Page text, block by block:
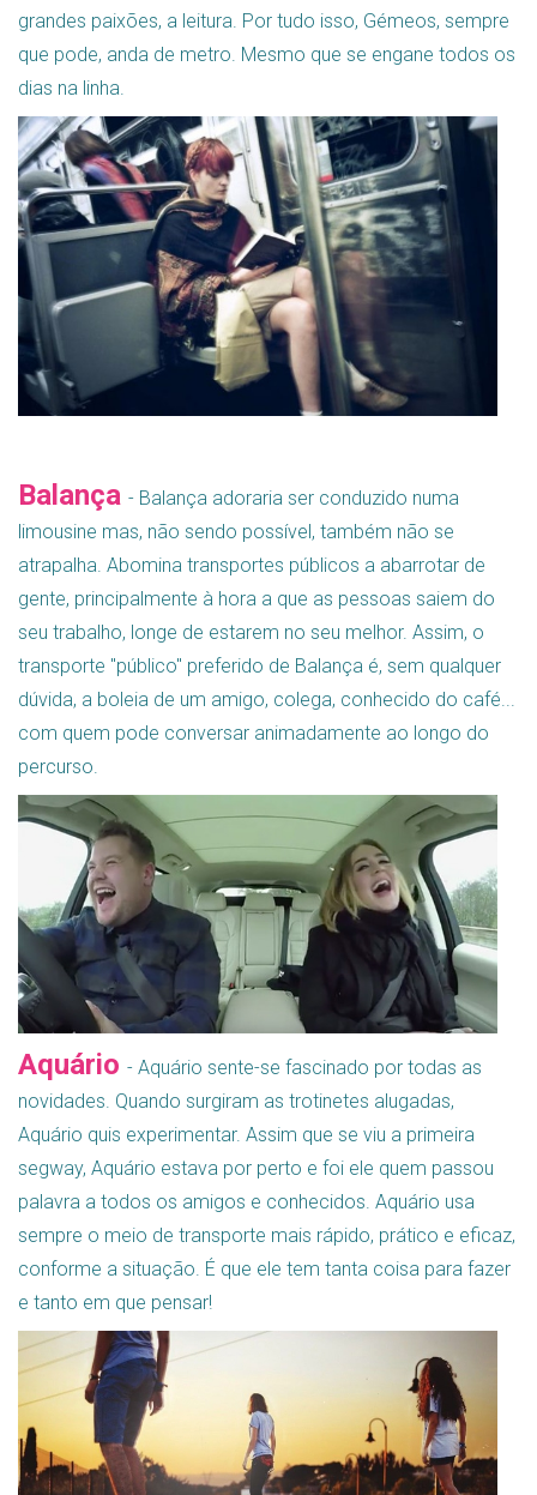
grandes paixões, a leitura. Por tudo isso, Gémeos, sempre
que pode, anda de metro. Mesmo que se engane todos os
dias na linha.
Balança - Balança adoraria ser conduzido numa
limousine mas, não sendo possível, também não se
atrapalha. Abomina transportes públicos a abarrotar de
gente, principalmente à hora a que as pessoas saiem do
seu trabalho, longe de estarem no seu melhor. Assim, o
transporte "público" preferido de Balança é, sem qualquer
dúvida, a boleia de um amigo, colega, conhecido do café...
com quem pode conversar animadamente ao longo do
percurso.
Aquário - Aquário sente-se fascinado por todas as
novidades. Quando surgiram as trotinetes alugadas,
Aquário quis experimentar. Assim que se viu a primeira
segway, Aquário estava por perto e foi ele quem passou
palavra a todos os amigos e conhecidos. Aquário usa
sempre o meio de transporte mais rápido, prático e eficaz,
conforme a situação. É que ele tem tanta coisa para fazer
e tanto em que pensar!